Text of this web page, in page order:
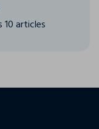
10 articles